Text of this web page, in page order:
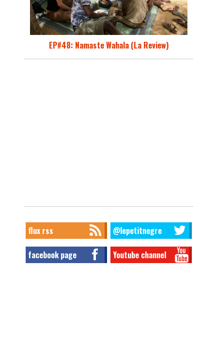
EP#48: Namaste Wahala (La Review)
flux rss @lepetitnegre
facebook page Youtube channel